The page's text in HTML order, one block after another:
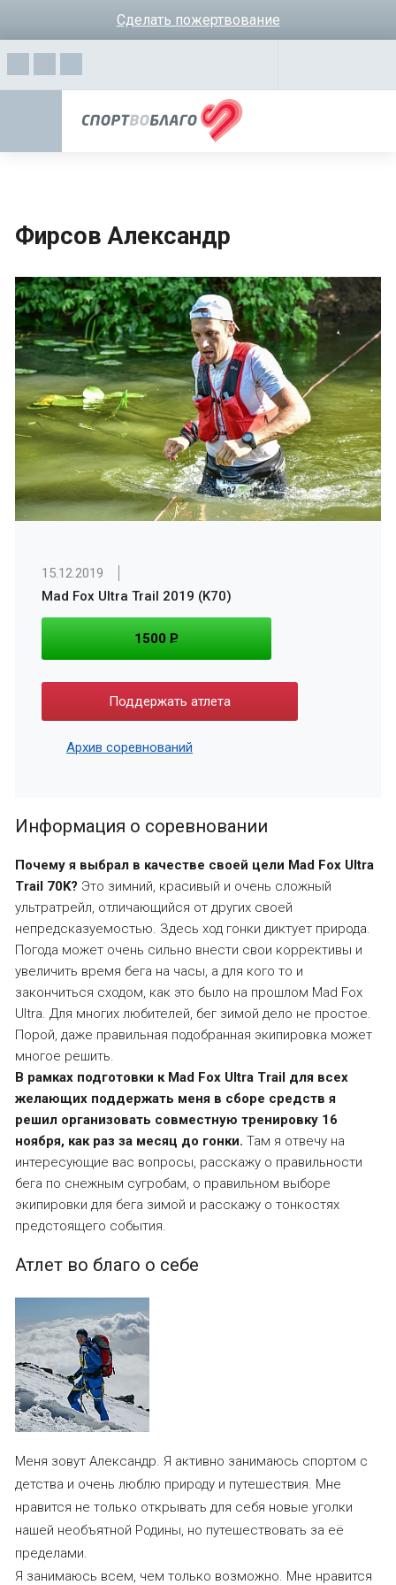
Сделать пожертвование
Фирсов Александр
15.12.2019
Mad Fox Ultra Trail 2019 (K70)
1500 P
Поддержать атлета
Архив соревнований
Информация о соревновании
Почему я выбрал в качестве своей цели Mad Fox Ultra
Trail 70K? Это зимний, красивый и очень сложный
ультратрейл, отличающийся от других своей
непредсказуемостью. Здесь ход гонки диктует природа.
Погода может очень сильно внести свои коррективы и
увеличить время бега на часы, а для кого то и
закончиться сходом, как это было на прошлом Mad Fox
Ultra. Для многих любителей, бег зимой дело не простое.
Порой, даже правильная подобранная экипировка может
многое решить.
В рамках подготовки к Mad Fox Ultra Trail для всех
желающих поддержать меня в сборе средств я
решил организовать совместную тренировку 16
ноября, как раз за месяц до гонки. Там я отвечу на
интересующие вас вопросы, расскажу о правильности
бега по снежным сугробам, о правильном выборе
экипировки для бега зимой и расскажу о тонкостях
предстоящего события.
Атлет во благо о себе
Меня зовут Александр. Я активно занимаюсь спортом с
детства и очень люблю природу и путешествия. Мне
нравится не только открывать для себя новые уголки
нашей необъятной Родины, но путешествовать за её
пределами.
Я занимаюсь всем, чем только возможно. Мне нравится